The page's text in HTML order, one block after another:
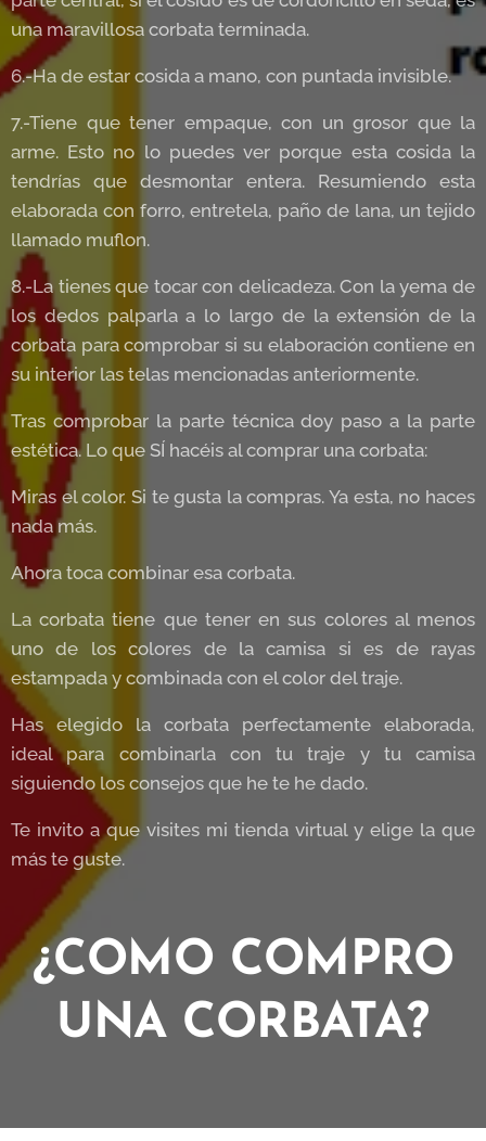
una maravillosa corbata terminada.
6.-Ha de estar cosida a mano, con puntada invisible.
7.-Tiene que tener empaque, con un grosor que la
arme. Esto no lo puedes ver porque esta cosida la
tendrías que desmontar entera. Resumiendo esta
elaborada con forro, entretela, paño de lana, un tejido
llamado muflon.
8.-La tienes que tocar con delicadeza. Con la yema de
los dedos palparla a lo largo de la extensión de la
corbata para comprobar si su elaboración contiene en
su interior las telas mencionadas anteriormente.
Tras comprobar la parte técnica doy paso a la parte
estética. Lo que SÍ hacéis al comprar una corbata:
Miras el color. Si te gusta la compras. Ya esta, no haces
nada más.
Ahora toca combinar esa corbata.
La corbata tiene que tener en sus colores al menos
uno de los colores de la camisa si es de rayas
estampada y combinada con el color del traje.
Has elegido la corbata perfectamente elaborada,
ideal para combinarla con tu traje y tu camisa
siguiendo los consejos que he te he dado.
Te invito a que visites mi tienda virtual y elige la que
más te guste.
¿COMO COMPRO
UNA CORBATA?